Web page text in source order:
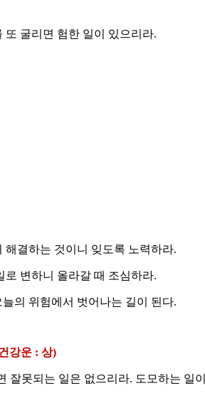
또 굴리면 험한 일이 있으리라.
해결하는 것이니 잊도록 노력하라.
로 변하니 올라갈 때 조심하라.
의 위험에서 벗어나는 길이 된다.
강운 : 상)
잘못되는 일은 없으리라. 도모하는